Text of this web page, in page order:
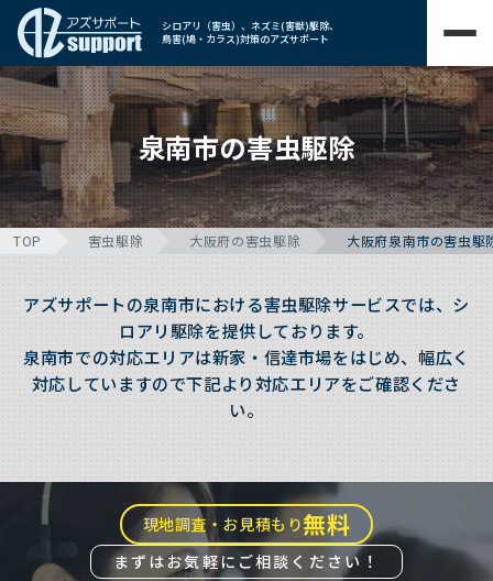
シロアリ（害虫）、ネズミ(害獣)駆除、
鳥害(鳩・カラス)対策のアズサポート
泉南市の害虫駆除
TOP 害虫駆除 大阪府の害虫駆除 大阪府泉南市の害虫駆
アズサポートの泉南市における害虫駆除サービスでは、シ
ロアリ駆除を提供しております。
泉南市での対応エリアは新家・信達市場をはじめ、幅広く
対応していますので下記より対応エリアをご確認くださ
い。
現地調査・お見積もり無料
まずはお気軽にご相談ください！